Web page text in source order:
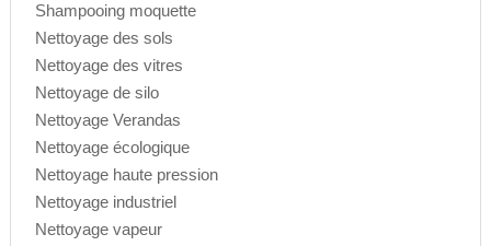
Shampooing moquette
Nettoyage des sols
Nettoyage des vitres
Nettoyage de silo
Nettoyage Verandas
Nettoyage écologique
Nettoyage haute pression
Nettoyage industriel
Nettoyage vapeur